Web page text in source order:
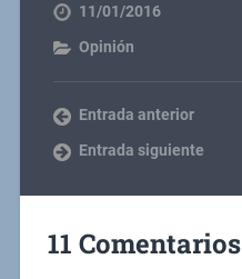
11/01/2016
Opinión
Entrada anterior
Entrada siguiente
11 Comentarios